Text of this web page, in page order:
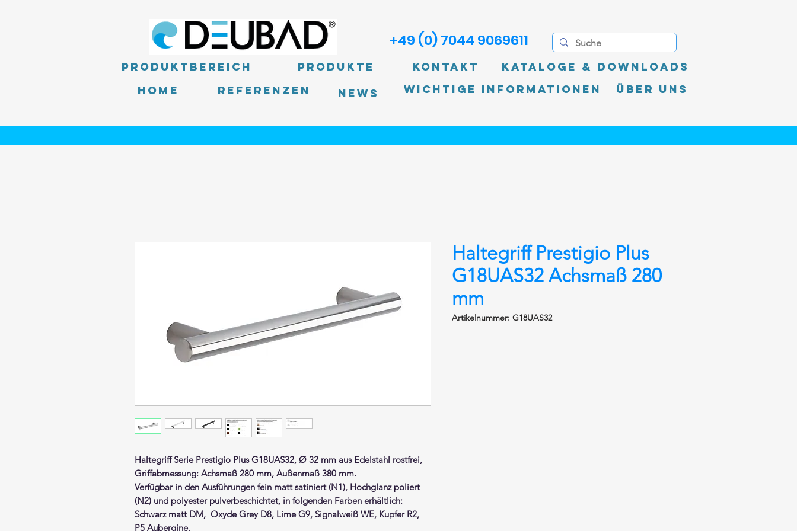
Produktbereich
Produkte
Home
Referenzen News
+49 (0) 7044 9069611
Kontakt
Kataloge & Downloads
Wichtige Informationen
Über uns
Haltegriff Serie Prestigio Plus G18UAS32, Ø 32 mm aus Edelstahl rostfrei,
Griffabmessung: Achsmaß 280 mm, Außenmaß 380 mm.
Verfügbar in den Ausführungen fein matt satiniert (N1), Hochglanz poliert
(N2) und polyester pulverbeschichtet, in folgenden Farben erhältlich:
Schwarz matt DM, Oxyde Grey D8, Lime G9, Signalweiß WE, Kupfer R2,
P5 Aubergine.
Haltegriff Prestigio Plus
G18UAS32 Achsmaß 280
mm
Artikelnummer: G18UAS32